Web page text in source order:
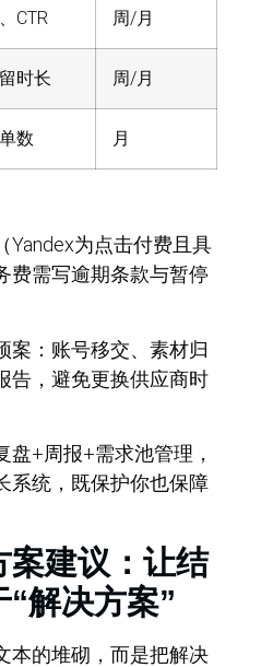
CTR 周/月
时长 周/月
数 月
Yandex为点击付费且具
费需写逾期条款与暂停
案：账号移交、素材归
告，避免更换供应商时
盘+周报+需求池管理，
系统，既保护你也保障
案建议：让结
解决方案”
本的堆砌， 而是把解决